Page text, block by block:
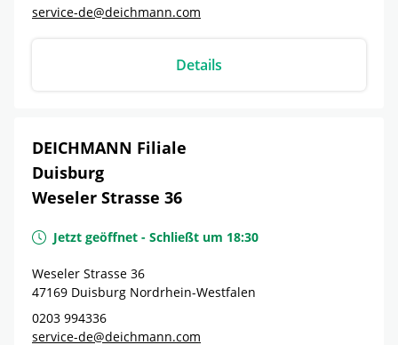
service-de@deichmann.com
Details
DEICHMANN Filiale
Duisburg
Weseler Strasse 36
Jetzt geöffnet - Schließt um 18:30
Weseler Strasse 36
47169 Duisburg Nordrhein-Westfalen
0203 994336
service-de@deichmann.com